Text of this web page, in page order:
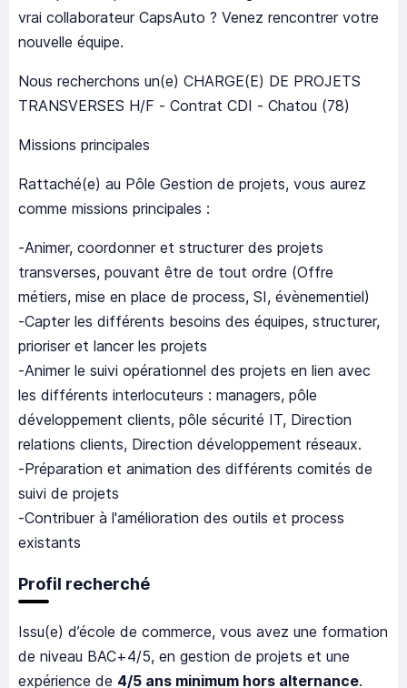
vrai collaborateur CapsAuto ? Venez rencontrer votre
nouvelle équipe.
Nous recherchons un(e) CHARGE(E) DE PROJETS
TRANSVERSES H/F - Contrat CDI - Chatou (78)
Missions principales
Rattaché(e) au Pôle Gestion de projets, vous aurez
comme missions principales :
-Animer, coordonner et structurer des projets
transverses, pouvant être de tout ordre (Offre
métiers, mise en place de process, SI, évènementiel)
-Capter les différents besoins des équipes, structurer,
prioriser et lancer les projets
-Animer le suivi opérationnel des projets en lien avec
les différents interlocuteurs : managers, pôle
développement clients, pôle sécurité IT, Direction
relations clients, Direction développement réseaux.
-Préparation et animation des différents comités de
suivi de projets
-Contribuer à l'amélioration des outils et process
existants
Profil recherché
Issu(e) d’école de commerce, vous avez une formation
de niveau BAC+4/5, en gestion de projets et une
expérience de 4/5 ans minimum hors alternance.